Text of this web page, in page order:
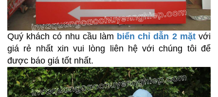
Quý khách có nhu cầu làm biển chỉ dẫn 2 mặtvới
giá rẻ nhất xin vui lòng liên hệ với chúng tôi để
được báo giá tốt nhất.